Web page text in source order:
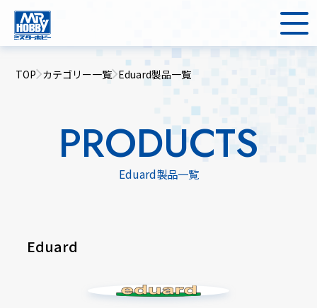
TOP カテゴリー一覧 Eduard製品一覧
PRODUCTS
Eduard製品一覧
Eduard